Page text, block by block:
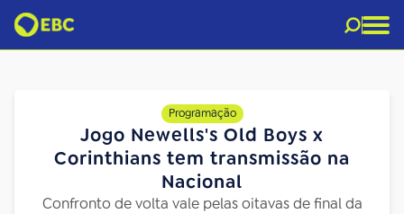
Programação
Jogo Newells's Old Boys x
Corinthians tem transmissão na
Nacional
Confronto de volta vale pelas oitavas de final da